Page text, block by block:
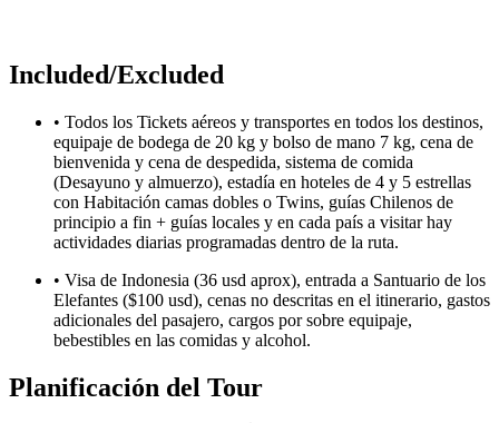
Included/Excluded
• Todos los Tickets aéreos y transportes en todos los destinos,
equipaje de bodega de 20 kg y bolso de mano 7 kg, cena de
bienvenida y cena de despedida, sistema de comida
(Desayuno y almuerzo), estadía en hoteles de 4 y 5 estrellas
con Habitación camas dobles o Twins, guías Chilenos de
principio a fin + guías locales y en cada país a visitar hay
actividades diarias programadas dentro de la ruta.
• Visa de Indonesia (36 usd aprox), entrada a Santuario de los
Elefantes ($100 usd), cenas no descritas en el itinerario, gastos
adicionales del pasajero, cargos por sobre equipaje,
bebestibles en las comidas y alcohol.
Planificación del Tour